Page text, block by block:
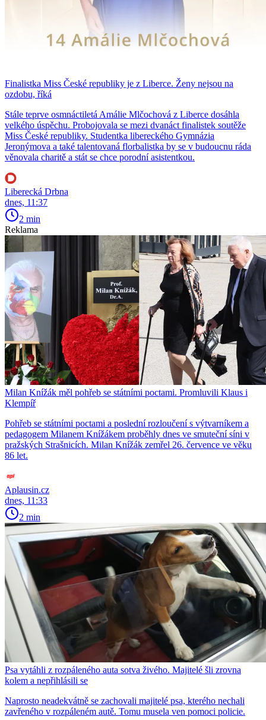
Finalistka Miss České republiky je z Liberce. Ženy nejsou na
ozdobu, říká
Stále teprve osmnáctiletá Amálie Mlčochová z Liberce dosáhla
velkého úspěchu. Probojovala se mezi dvanáct finalistek soutěže
Miss České republiky. Studentka libereckého Gymnázia
Jeronýmova a také talentovaná florbalistka by se v budoucnu ráda
věnovala charitě a stát se chce porodní asistentkou.
Liberecká Drbna
dnes, 11:37
2 min
Reklama
Milan Knížák měl pohřeb se státními poctami. Promluvili Klaus i
Klempíř
Pohřeb se státními poctami a poslední rozloučení s výtvarníkem a
pedagogem Milanem Knížákem proběhly dnes ve smuteční síni v
pražských Strašnicích. Milan Knížák zemřel 26. července ve věku
86 let.
Aplausin.cz
dnes, 11:33
2 min
Psa vytáhli z rozpáleného auta sotva živého. Majitelé šli zrovna
kolem a nepřihlásili se
Naprosto neadekvátně se zachovali majitelé psa, kterého nechali
zavřeného v rozpáleném autě. Tomu musela ven pomoci policie.